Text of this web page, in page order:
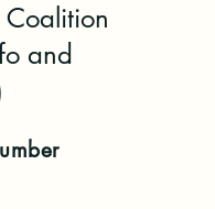
Coalition
and